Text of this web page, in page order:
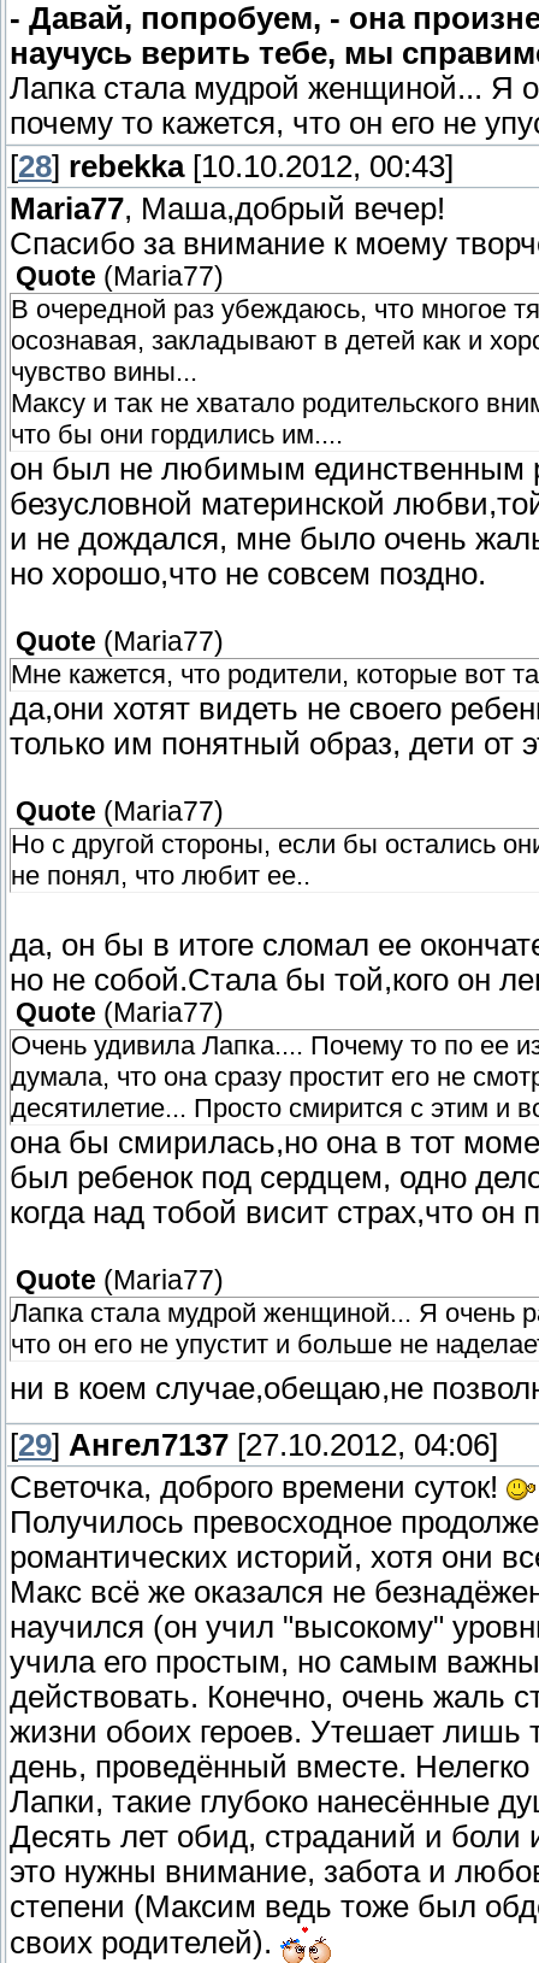
- Давай, попробуем, - она
научусь верить тебе, мы
Лапка стала мудрой женщиной... Я
почему то кажется, что он его не
[28] rebekka[10.10.2012, 00:43]
Maria77, Маша,добрый вечер!
Спасибо за внимание к моему
Quote (Maria77)
В очередной раз убеждаюсь, что многое
осознавая, закладывают в детей как и
чувство вины...
Максу и так не хватало родительского
что бы они гордились им....
он был не любимым единственным
безусловной материнской
и не дождался, мне было очень
но хорошо,что не совсем поздно.
Quote (Maria77)
Мне кажется, что родители, которые вот
да,они хотят видеть не своего
только им понятный образ, дети от
Quote (Maria77)
Но с другой стороны, если бы остались
не понял, что любит ее..
да, он бы в итоге сломал ее
но не собой.Стала бы той,кого он
Quote (Maria77)
Очень удивила Лапка.... Почему то по ее
думала, что она сразу простит его не
десятилетие... Просто смирится с этим и
она бы смирилась,но она в тот
был ребенок под сердцем, одно
когда над тобой висит страх,что он
Quote (Maria77)
Лапка стала мудрой женщиной... Я очень
что он его не упустит и больше не
ни в коем случае,обещаю,не
[29] Ангел7137 [27.10.2012, 04:06]
Светочка, доброго времени суток!
Получилось превосходное
романтических историй, хотя они
Макс всё же оказался не
научился (он учил "высокому"
учила его простым, но самым
действовать. Конечно, очень жаль
жизни обоих героев. Утешает лишь
день, проведённый вместе.
Лапки, такие глубоко нанесённые
Десять лет обид, страданий и
это нужны внимание, забота и
степени (Максим ведь тоже был
своих родителей).